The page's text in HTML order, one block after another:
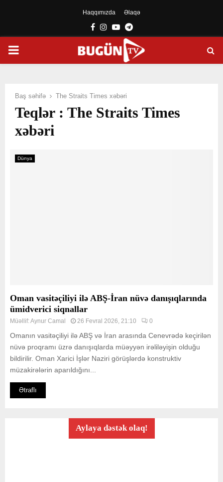
Haqqımızda Əlaqə
Facebook
Instagram
YoutubeTelegram
PRIMARY
Baş səhifə The Straits Times xəbəri
Teqlər : The Straits Times
xəbəri
Dünya
Oman vasitəçiliyi ilə ABŞ-İran nüvə danışıqlarında
ümidverici siqnallar
Müəllif:Aynur Camal 26 Fevral 2026, 21:10 0
Omanın vasitəçiliyi ilə ABŞ və İran arasında Cenevrədə keçirilən
nüvə proqramı üzrə danışıqlarda müəyyən irəliləyişin olduğu
bildirilir. Oman Xarici İşlər Naziri görüşlərdə konstruktiv
müzakirələrin aparıldığını...
Ətraflı
Aylaya dəstək olaq!